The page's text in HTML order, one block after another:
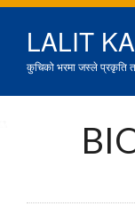
LALIT
कुचिको भरमा जस्ले प्रकृति